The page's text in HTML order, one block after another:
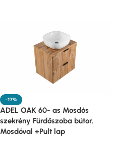
-17%
ADEL OAK 60- as Mosdós
szekrény Fürdőszoba bútor.
Mosdóval +Pult lap